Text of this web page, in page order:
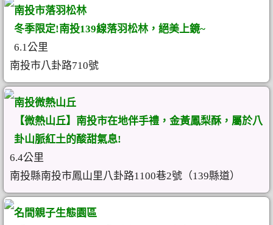
南投市落羽松林
冬季限定!南投139線落羽松林，絕美上鏡~
6.1公里
南投市八卦路710號
南投微熱山丘
【微熱山丘】南投市在地伴手禮，金黃鳳梨酥，屬於八
卦山脈紅土的酸甜氣息!
6.4公里
南投縣南投市鳳山里八卦路1100巷2號（139縣道）
名間親子生態園區